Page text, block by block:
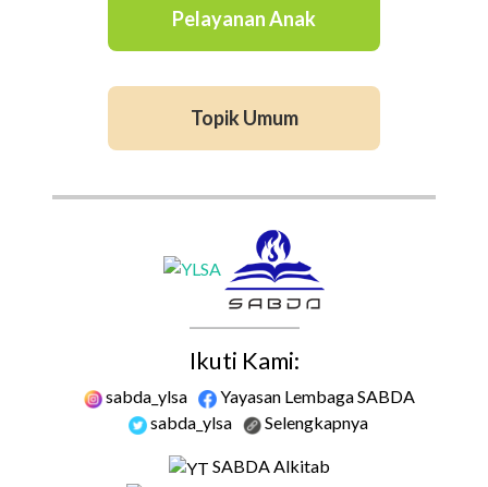
Pelayanan Anak
Topik Umum
Ikuti Kami:
sabda_ylsa
Yayasan Lembaga SABDA
sabda_ylsa
Selengkapnya
SABDA Alkitab